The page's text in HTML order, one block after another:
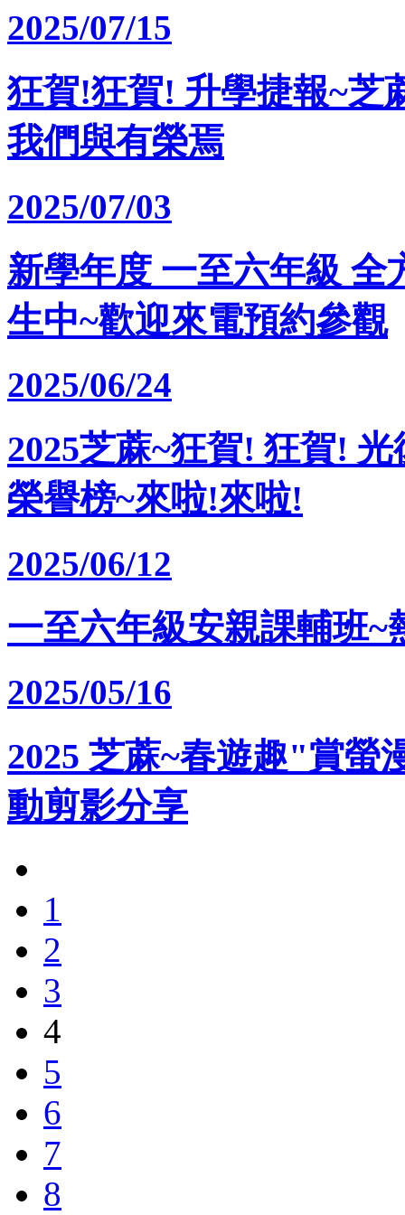
2025/07/15
狂賀!狂賀! 升學捷報~芝
我們與有榮焉
2025/07/03
新學年度 一至六年級
生中~歡迎來電預約參觀
2025/06/24
2025芝蔴~狂賀! 狂賀!
榮譽榜~來啦!來啦!
2025/06/12
一至六年級安親課輔班~
2025/05/16
2025 芝蔴~春遊趣"賞螢
動剪影分享
1
2
3
4
5
6
7
8